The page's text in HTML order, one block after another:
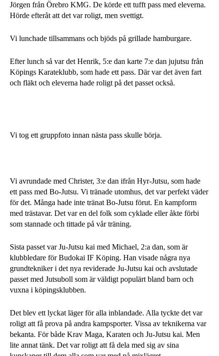
Jörgen från Örebro KMG. De körde ett tufft pass med eleverna.
Hörde efteråt att det var roligt, men svettigt.
Vi lunchade tillsammans och bjöds på grillade hamburgare.
Efter lunch så var det Henrik, 5:e dan karte 7:e dan jujutsu från
Köpings Karateklubb, som hade ett pass. Där var det även fart
och fläkt och eleverna hade roligt på det passet också.
Vi tog ett gruppfoto innan nästa pass skulle börja.
Vi avrundade med Christer, 3:e dan ifrån Hyr-Jutsu, som hade
ett pass med Bo-Jutsu. Vi tränade utomhus, det var perfekt väder
för det. Många hade inte tränat Bo-Jutsu förut. En kampform
med trästavar. Det var en del folk som cyklade eller åkte förbi
som stannade och tittade på vår träning.
Sista passet var Ju-Jutsu kai med Michael, 2:a dan, som är
klubbledare för Budokai IF Köping. Han visade några nya
grundtekniker i det nya reviderade Ju-Jutsu kai och avslutade
passet med Jutsuboll som är väldigt populärt bland barn och
vuxna i köpingsklubben.
Det blev ett lyckat läger för alla inblandade. Alla tyckte det var
roligt att få prova på andra kampsporter. Vissa av teknikerna var
bekanta. För både Krav Maga, Karaten och Ju-Jutsu kai. Men
lite annat tänk. Det var roligt att få dela med sig av sina